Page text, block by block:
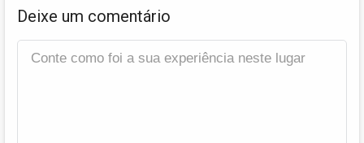
Deixe um comentário